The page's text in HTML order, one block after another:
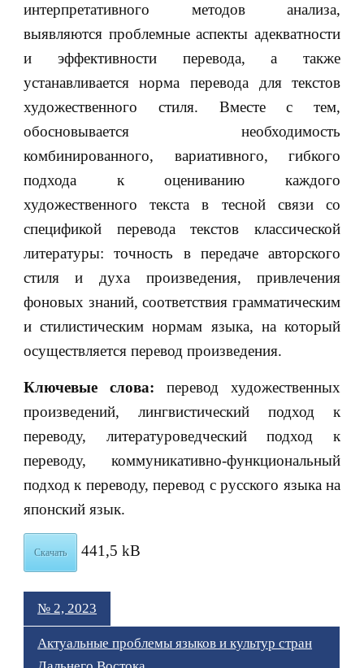
интерпретативного методов анализа,
выявляются проблемные аспекты адекватности
и эффективности перевода, а также
устанавливается норма перевода для текстов
художественного стиля. Вместе с тем,
обосновывается необходимость
комбинированного, вариативного, гибкого
подхода к оцениванию каждого
художественного текста в тесной связи со
спецификой перевода текстов классической
литературы: точность в передаче авторского
стиля и духа произведения, привлечения
фоновых знаний, соответствия грамматическим
и стилистическим нормам языка, на который
осуществляется перевод произведения.
Ключевые слова:перевод художественных
произведений, лингвистический подход к
переводу, литературоведческий подход к
переводу, коммуникативно-функциональный
подход к переводу, перевод с русского языка на
японский язык.
Скачать 441,5 kB
№ 2, 2023
Актуальные проблемы языков и культур стран